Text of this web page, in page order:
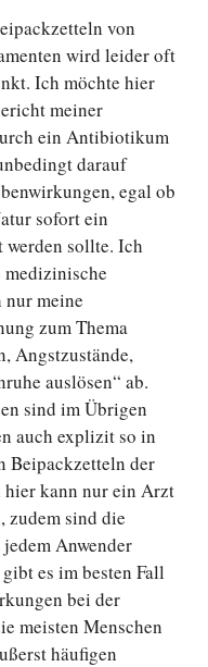
von
wird leider oft
Ich möchte hier
meiner
ein Antibiotikum
darauf
egal ob
sofort ein
werden sollte. Ich
nur meine
zum Thema
Angstzustände,
auslösen“ ab.
sind im Übrigen
auch explizit so in
Beipackzetteln der
hier kann nur ein Arzt
zudem sind die
Anwender
es im besten Fall
bei der
meisten Menschen
häufigen